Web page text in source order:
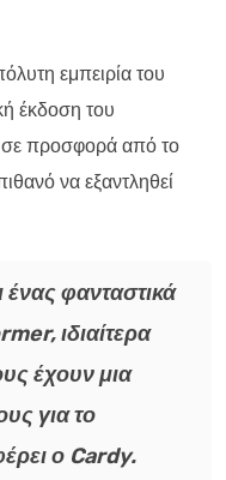
εμπειρία του
έκδοση του
σε προσφορά από το
να εξαντληθεί
φανταστικά
ιδιαίτερα
έχουν μια
για το
ο Cardy.